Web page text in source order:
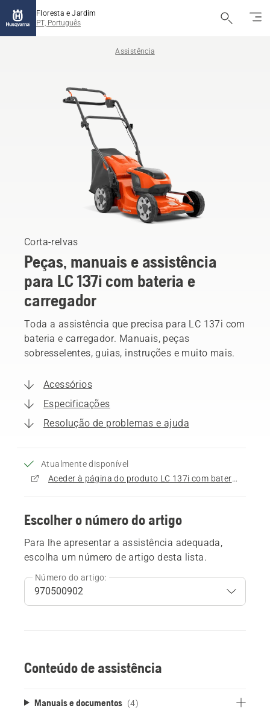
Floresta e Jardim
PT, Português
Assistência
Corta-relvas
Peças, manuais e assistência
para LC 137i com bateria e
carregador
Toda a assistência que precisa para LC 137i com
bateria e carregador. Manuais, peças
sobresselentes, guias, instruções e muito mais.
Acessórios
Especificações
Resolução de problemas e ajuda
Atualmente disponível
Aceder à página do produto LC 137i com bateria e carregador
Escolher o número do artigo
Para lhe apresentar a assistência adequada,
escolha um número de artigo desta lista.
Número do artigo:
Conteúdo de assistência
Manuais e documentos (4)